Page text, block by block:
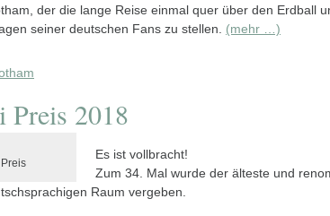
der die lange Reise einmal quer über den Erdball
seiner deutschen Fans zu stellen. (mehr …)
2018
Es ist vollbracht!
Zum 34. Mal wurde der älteste und
Raum vergeben.